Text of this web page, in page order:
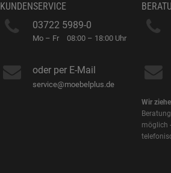
KUNDENSERVICE
03722 5989-0
Mo – Fr 08:00 – 18:00 Uhr
oder per E-Mail
service@moebelplus.de
Wir
möglich